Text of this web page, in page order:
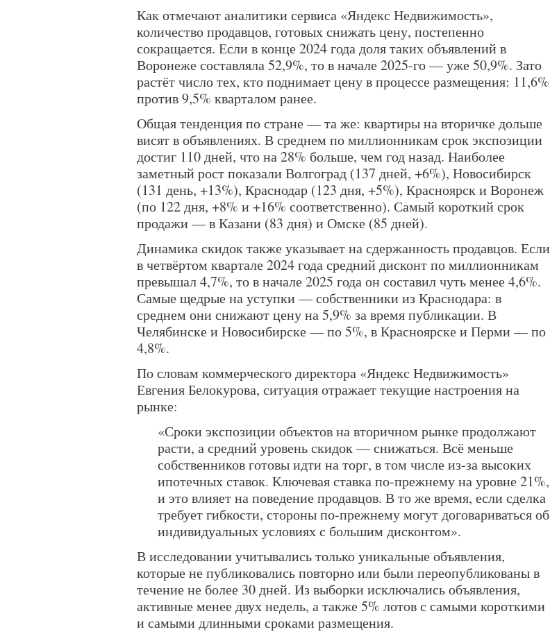
Как отмечают аналитики сервиса «Яндекс Недвижимость»,
количество продавцов, готовых снижать цену, постепенно
сокращается. Если в конце 2024 года доля таких объявлений в
Воронеже составляла 52,9%, то в начале 2025-го — уже 50,9%. Зато
растёт число тех, кто поднимает цену в процессе размещения: 11,6%
против 9,5% кварталом ранее.
Общая тенденция по стране — та же: квартиры на вторичке дольше
висят в объявлениях. В среднем по миллионникам срок экспозиции
достиг 110 дней, что на 28% больше, чем год назад. Наиболее
заметный рост показали Волгоград (137 дней, +6%), Новосибирск
(131 день, +13%), Краснодар (123 дня, +5%), Красноярск и Воронеж
(по 122 дня, +8% и +16% соответственно). Самый короткий срок
продажи — в Казани (83 дня) и Омске (85 дней).
Динамика скидок также указывает на сдержанность продавцов. Если
в четвёртом квартале 2024 года средний дисконт по миллионникам
превышал 4,7%, то в начале 2025 года он составил чуть менее 4,6%.
Самые щедрые на уступки — собственники из Краснодара: в
среднем они снижают цену на 5,9% за время публикации. В
Челябинске и Новосибирске — по 5%, в Красноярске и Перми — по
4,8%.
По словам коммерческого директора «Яндекс Недвижимость»
Евгения Белокурова, ситуация отражает текущие настроения на
рынке:
«Сроки экспозиции объектов на вторичном рынке продолжают
расти, а средний уровень скидок — снижаться. Всё меньше
собственников готовы идти на торг, в том числе из-за высоких
ипотечных ставок. Ключевая ставка по-прежнему на уровне 21%,
и это влияет на поведение продавцов. В то же время, если сделка
требует гибкости, стороны по-прежнему могут договариваться об
индивидуальных условиях с большим дисконтом».
В исследовании учитывались только уникальные объявления,
которые не публиковались повторно или были переопубликованы в
течение не более 30 дней. Из выборки исключались объявления,
активные менее двух недель, а также 5% лотов с самыми короткими
и самыми длинными сроками размещения.